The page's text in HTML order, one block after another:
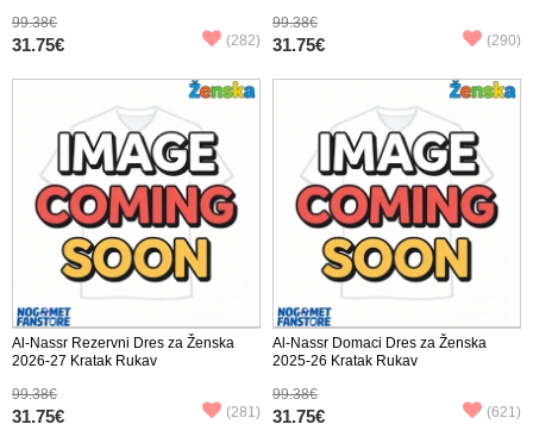
99.38€
31.75€ (282)
99.38€
31.75€ (290)
Al-Nassr Rezervni Dres za Ženska
2026-27 Kratak Rukav
99.38€
31.75€ (281)
Al-Nassr Domaci Dres za Ženska
2025-26 Kratak Rukav
99.38€
31.75€ (621)